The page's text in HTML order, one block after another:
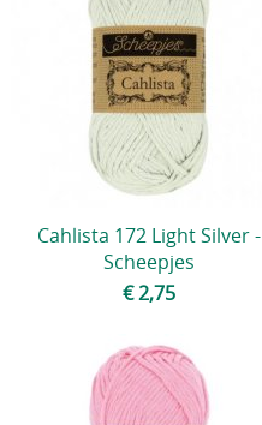
Cahlista 172 Light Silver -
Scheepjes
€ 2,75